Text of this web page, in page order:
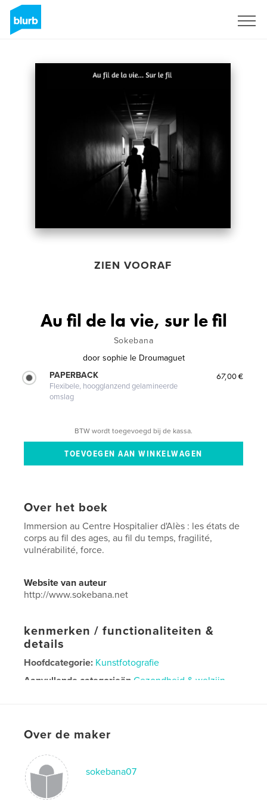
ZIEN VOORAF
Au fil de la vie, sur le fil
Sokebana
door sophie le Droumaguet
PAPERBACK
Flexibele, hoogglanzend gelamineerde
omslag
67,00 €
BTW wordt toegevoegd bij de kassa.
Over het boek
Immersion au Centre Hospitalier d'Alès : les états de
corps au fil des ages, au fil du temps, fragilité,
vulnérabilité, force.
Website van auteur
http://www.sokebana.net
kenmerken / functionaliteiten &
details
Hoofdcategorie: Kunstfotografie
Aanvullende categorieën Gezondheid & welzijn
Datum publiceren:
Over de maker
sokebana07